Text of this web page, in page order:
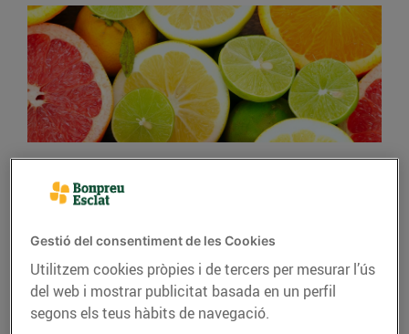
CONSELLS I HÀBITS SALUDABLES
Cítrics, els millors aliats
per combatre els
refredats
03/de gener/2019
Gestió del consentiment de les Cookies
Utilitzem cookies pròpies i de tercers per mesurar l’ús
del web i mostrar publicitat basada en un perfil
segons els teus hàbits de navegació.